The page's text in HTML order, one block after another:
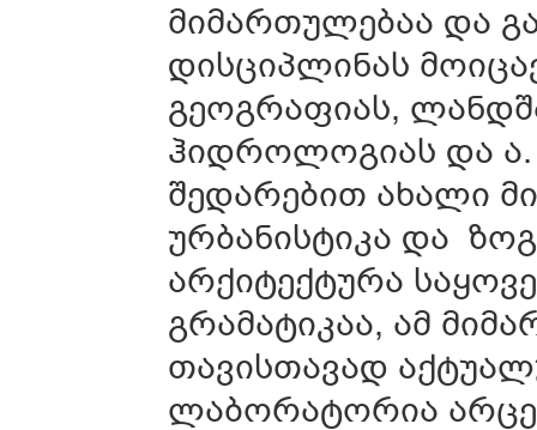
მიმართულებაა და
დისციპლინას
გეოგრაფიას,
ჰიდროლოგიას და ა.
შედარებით ახალი
ურბანისტიკა და
არქიტექტურა
გრამატიკაა, ამ
თავისთავად
ლაბორატორია